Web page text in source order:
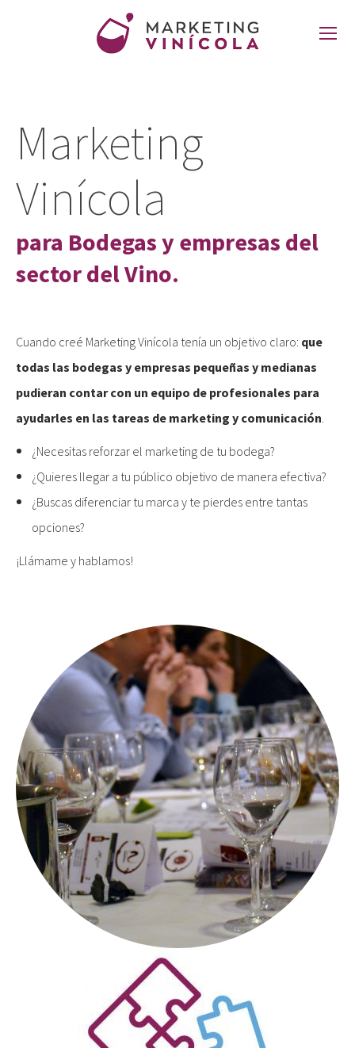
Marketing
Vinícola
para Bodegas y empresas del
sector del Vino.
Cuando creé Marketing Vinícola tenía un objetivo claro: que
todas las bodegas y empresas pequeñas y medianas
pudieran contar con un equipo de profesionales para
ayudarles en las tareas de marketing y comunicación.
¿Necesitas reforzar el marketing de tu bodega?
¿Quieres llegar a tu público objetivo de manera efectiva?
¿Buscas diferenciar tu marca y te pierdes entre tantas
opciones?
¡Llámame y hablamos!